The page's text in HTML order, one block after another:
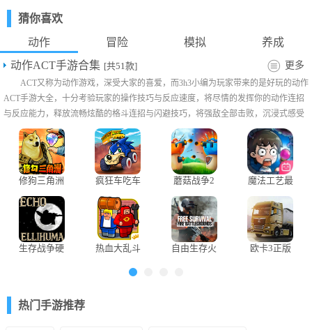
3、Q
Q由阿拉斯泰尔·麦肯齐饰演
猜你喜欢
动作
冒险 模拟
养成
动作ACT手游合集 [共51款] 更多
ACT又称为动作游戏，深受大家的喜爱，而3h3小编为玩家带来的是好玩的动作
ACT手游大全，十分考验玩家的操作技巧与反应速度，将尽情的发挥你的动作连招
与反应能力，释放流畅炫酷的格斗连招与闪避技巧，将强敌全部击败，沉浸式感受
热血快节奏的打击感，大家可以自由挑选吧!
修狗三角洲
版
疯狂车吃车
Car 4)
蘑菇战争2
魔法工艺最
生存战争硬
热血大乱斗
自由生存火
欧卡3正版
热门手游推荐